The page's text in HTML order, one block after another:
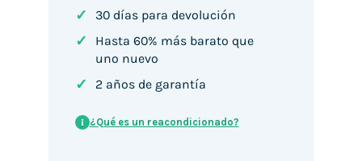
✓ 30 días para devolución
✓
Hasta 60% más barato que
uno nuevo
✓ 2 años de garantía
i ¿Qué es un reacondicionado?